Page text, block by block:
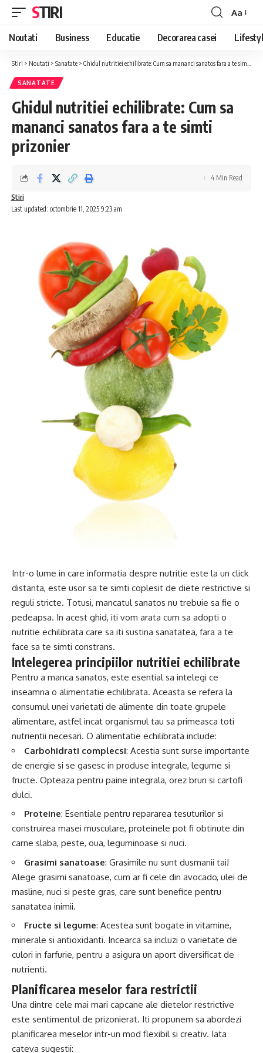
STIRI
Font
Resizer
Aa
Noutati Business Educatie Decorarea casei
Stiri > Noutati > Sanatate > Ghidul nutritiei echilibrate: Cum sa mananci sanatos fara a te simti prizonier
SANATATE
Ghidul nutritiei echilibrate: Cum sa
mananci sanatos fara a te simti
prizonier
Last updated: octombrie 11, 2025 9:23 am
Stiri
4 Min Read
Intr-o lume in care informatia despre nutritie este la un click
distanta, este usor sa te simti coplesit de diete restrictive si
reguli stricte. Totusi, mancatul sanatos nu trebuie sa fie o
pedeapsa. In acest ghid, iti vom arata cum sa adopti o
nutritie echilibrata care sa iti sustina sanatatea, fara a te
face sa te simti constrans.
Intelegerea principiilor nutritiei echilibrate
Pentru a manca sanatos, este esential sa intelegi ce
inseamna o alimentatie echilibrata. Aceasta se refera la
consumul unei varietati de alimente din toate grupele
alimentare, astfel incat organismul tau sa primeasca toti
nutrientii necesari. O alimentatie echilibrata include:
Carbohidrati complecsi: Acestia sunt surse importante
de energie si se gasesc in produse integrale, legume si
fructe. Opteaza pentru paine integrala, orez brun si cartofi
dulci.
Proteine: Esentiale pentru repararea tesuturilor si
construirea masei musculare, proteinele pot fi obtinute din
carne slaba, peste, oua, leguminoase si nuci.
Grasimi sanatoase: Grasimile nu sunt dusmanii tai!
Alege grasimi sanatoase, cum ar fi cele din avocado, ulei de
masline, nuci si peste gras, care sunt benefice pentru
sanatatea inimii.
Fructe si legume: Acestea sunt bogate in vitamine,
minerale si antioxidanti. Incearca sa incluzi o varietate de
culori in farfurie, pentru a asigura un aport diversificat de
nutrienti.
Planificarea meselor fara restrictii
Una dintre cele mai mari capcane ale dietelor restrictive
este sentimentul de prizonierat. Iti propunem sa abordezi
planificarea meselor intr-un mod flexibil si creativ. Iata
cateva sugestii: